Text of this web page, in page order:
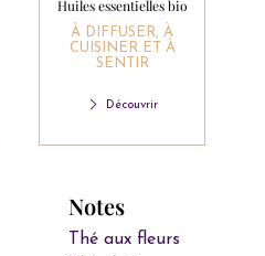
Huiles essentielles bio
À DIFFUSER, À
CUISINER ET À
SENTIR
Découvrir
Notes
Thé aux fleurs